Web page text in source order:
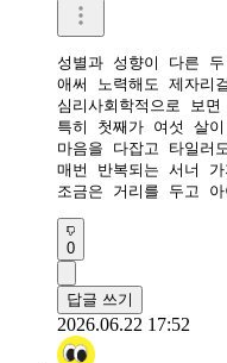
성별과 성향이 다른
애써 노력해도 제자리
심리사회학적으로 보
특히 첫째가 여섯 살
마음을 다잡고 타일
매번 반복되는 서너
조금은 거리를 두고
0
답글 쓰기
2026.06.22 17:52